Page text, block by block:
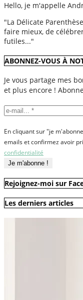
Hello, je m'appelle
"La Délicate
faire mieux, de
futiles..."
ABONNEZ-VOUS À
Je vous partage mes
et plus encore !
En cliquant sur "je
emails et confirmez avoir
confidentialité
Rejoignez-moi sur
Les derniers articles